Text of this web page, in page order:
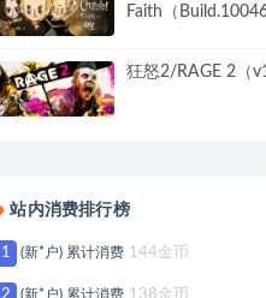
Faith（
狂怒2/RAGE 2（
站内消费排行榜
1 (新*户) 累计消费 144金币
(新*户) 累计消费